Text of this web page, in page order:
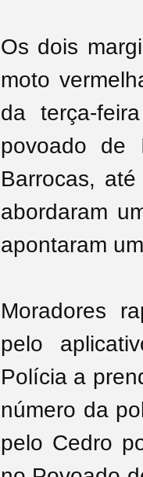
Os dois
moto
da terça-
povoado de
Barrocas,
abordaram
apontaram
Moradores
pelo
Polícia a
número da
pelo Cedro